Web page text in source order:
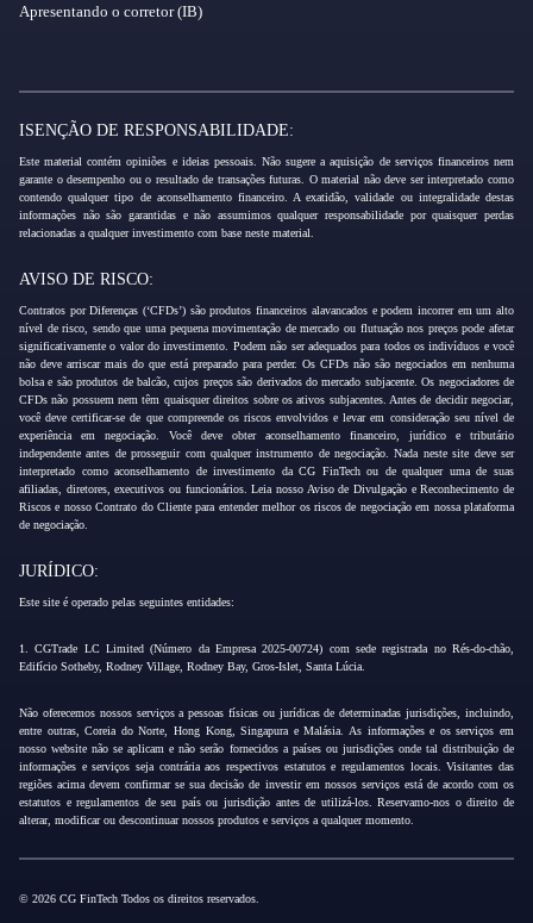
Apresentando o corretor (IB)
ISENÇÃO DE RESPONSABILIDADE:
Este material contém opiniões e ideias pessoais. Não sugere a aquisição de serviços financeiros nem
garante o desempenho ou o resultado de transações futuras. O material não deve ser interpretado como
contendo qualquer tipo de aconselhamento financeiro. A exatidão, validade ou integralidade destas
informações não são garantidas e não assumimos qualquer responsabilidade por quaisquer perdas
relacionadas a qualquer investimento com base neste material.
AVISO DE RISCO:
Contratos por Diferenças (‘CFDs’) são produtos financeiros alavancados e podem incorrer em um alto
nível de risco, sendo que uma pequena movimentação de mercado ou flutuação nos preços pode afetar
significativamente o valor do investimento. Podem não ser adequados para todos os indivíduos e você
não deve arriscar mais do que está preparado para perder. Os CFDs não são negociados em nenhuma
bolsa e são produtos de balcão, cujos preços são derivados do mercado subjacente. Os negociadores de
CFDs não possuem nem têm quaisquer direitos sobre os ativos subjacentes. Antes de decidir negociar,
você deve certificar-se de que compreende os riscos envolvidos e levar em consideração seu nível de
experiência em negociação. Você deve obter aconselhamento financeiro, jurídico e tributário
independente antes de prosseguir com qualquer instrumento de negociação. Nada neste site deve ser
interpretado como aconselhamento de investimento da CG FinTech ou de qualquer uma de suas
afiliadas, diretores, executivos ou funcionários. Leia nosso Aviso de Divulgação e Reconhecimento de
Riscos e nosso Contrato do Cliente para entender melhor os riscos de negociação em nossa plataforma
de negociação.
JURÍDICO:
Este site é operado pelas seguintes entidades:
1. CGTrade LC Limited (Número da Empresa 2025-00724) com sede registrada no Rés-do-chão,
Edifício Sotheby, Rodney Village, Rodney Bay, Gros-Islet, Santa Lúcia.
Não oferecemos nossos serviços a pessoas físicas ou jurídicas de determinadas jurisdições, incluindo,
entre outras, Coreia do Norte, Hong Kong, Singapura e Malásia. As informações e os serviços em
nosso website não se aplicam e não serão fornecidos a países ou jurisdições onde tal distribuição de
informações e serviços seja contrária aos respectivos estatutos e regulamentos locais. Visitantes das
regiões acima devem confirmar se sua decisão de investir em nossos serviços está de acordo com os
estatutos e regulamentos de seu país ou jurisdição antes de utilizá-los. Reservamo-nos o direito de
alterar, modificar ou descontinuar nossos produtos e serviços a qualquer momento.
© 2026 CG FinTech Todos os direitos reservados.